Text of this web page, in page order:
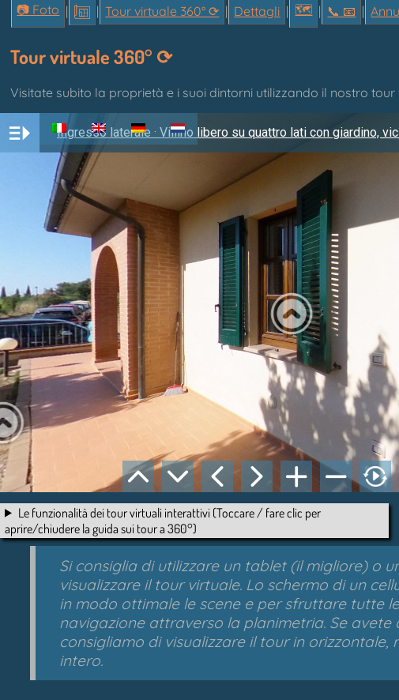
📷 Foto | | Tour virtuale 360° ⟳ | Dettagli | 🗺 | 📞︎ 📧 |
Tour virtuale 360° ⟳
Visitate subito la proprietà e i suoi dintorni utilizzando il nostro tour
Le funzionalità dei tour virtuali interattivi (Toccare / fare clic per
aprire/chiudere la guida sui tour a 360°)
Si consiglia di utilizzare un tablet (il migliore) o
visualizzare il tour virtuale. Lo schermo di un
in modo ottimale le scene e per sfruttare tutte
navigazione attraverso la planimetria. Se avete
consigliamo di visualizzare il tour in
intero.